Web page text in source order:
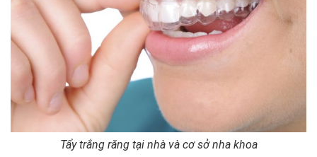
Tẩy trắng răng tại nhà và cơ sở nha khoa